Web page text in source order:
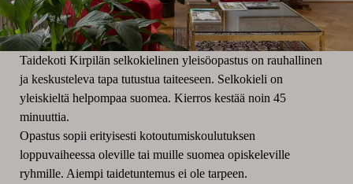
Taidekoti Kirpilän selkokielinen yleisöopastus on rauhallinen
ja keskusteleva tapa tutustua taiteeseen. Selkokieli on
yleiskieltä helpompaa suomea. Kierros kestää noin 45
minuuttia.
Opastus sopii erityisesti kotoutumiskoulutuksen
loppuvaiheessa oleville tai muille suomea opiskeleville
ryhmille. Aiempi taidetuntemus ei ole tarpeen.